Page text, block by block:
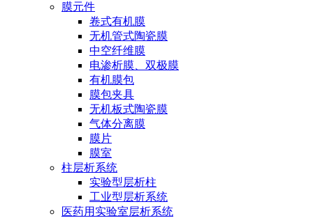
膜元件
卷式有机膜
无机管式陶瓷膜
中空纤维膜
电渗析膜、双极膜
有机膜包
膜包夹具
无机板式陶瓷膜
气体分离膜
膜片
膜室
柱层析系统
实验型层析柱
工业型层析系统
医药用实验室层析系统